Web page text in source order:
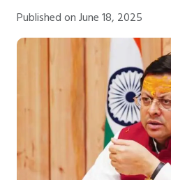
Published on June 18, 2025